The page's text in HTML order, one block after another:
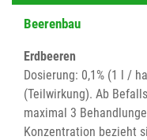
Beerenbau
Erdbeeren
Dosierung: 0,1% (1 l /
(Teilwirkung). Ab
maximal 3
Konzentration bezieht